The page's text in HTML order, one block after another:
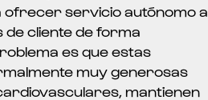
ofrecer servicio autónomo a
cliente de forma
es que estas
muy generosas
mantienen